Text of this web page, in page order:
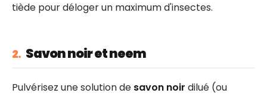
tiède pour déloger un maximum d'insectes.
2. Savon noir et neem
Pulvérisez une solution de savon noir dilué (ou